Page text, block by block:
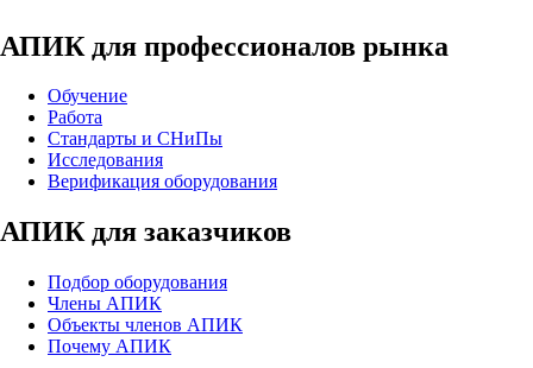
АПИК для профессионалов рынка
Обучение
Работа
Стандарты и СНиПы
Исследования
Верификация оборудования
АПИК для заказчиков
Подбор оборудования
Члены АПИК
Объекты членов АПИК
Почему АПИК